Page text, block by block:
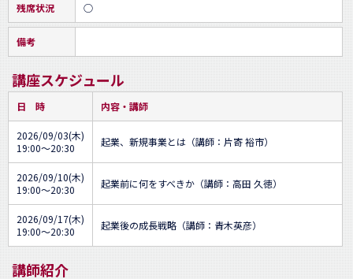
残席状況 ○
備考
講座スケジュール
日 時 内容・講師
2026/09/03(木)
19:00～20:30
起業、新規事業とは（講師：片寄 裕市）
2026/09/10(木)
19:00～20:30
起業前に何をすべきか（講師：高田 久徳）
2026/09/17(木)
19:00～20:30
起業後の成長戦略（講師：青木英彦）
講師紹介